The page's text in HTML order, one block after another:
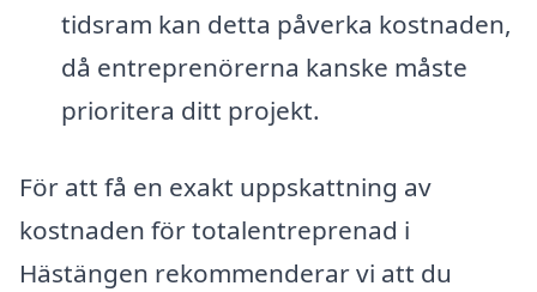
tidsram kan detta påverka kostnaden,
då entreprenörerna kanske måste
prioritera ditt projekt.
För att få en exakt uppskattning av
kostnaden för totalentreprenad i
Hästängen rekommenderar vi att du